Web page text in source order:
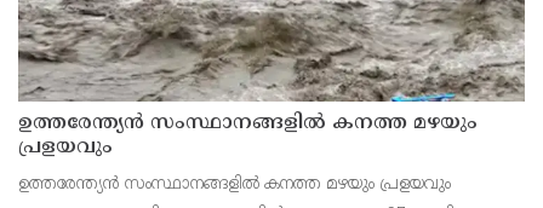
ഉത്തരേന്ത്യൻ സംസ്ഥാനങ്ങളിൽ കനത്ത മഴയും
പ്രളയവും
ഉത്തരേന്ത്യൻ സംസ്ഥാനങ്ങളിൽ കനത്ത മഴയും പ്രളയവും